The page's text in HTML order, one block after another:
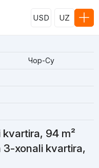
USD UZ
Чор-Су
94 m²
xonali kvartira,